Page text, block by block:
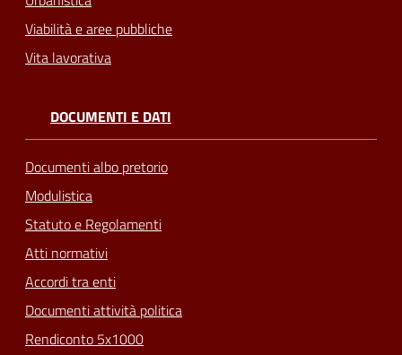
Viabilità e aree pubbliche
Vita lavorativa
DOCUMENTI E DATI
Documenti albo pretorio
Modulistica
Statuto e Regolamenti
Atti normativi
Accordi tra enti
Documenti attività politica
Rendiconto 5x1000